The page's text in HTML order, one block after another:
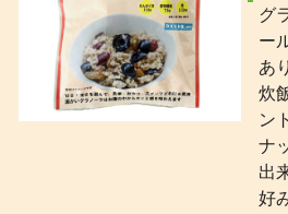
グ
ー
あ
炊
ン
ナ
出
好